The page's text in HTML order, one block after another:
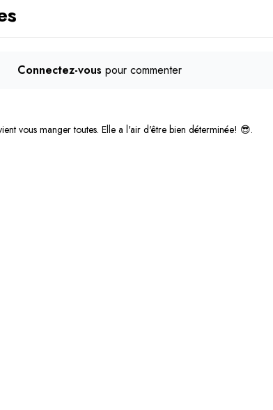
Connectez-vous pour commenter
vous manger toutes. Elle a l'air d'être bien déterminée! 😎.